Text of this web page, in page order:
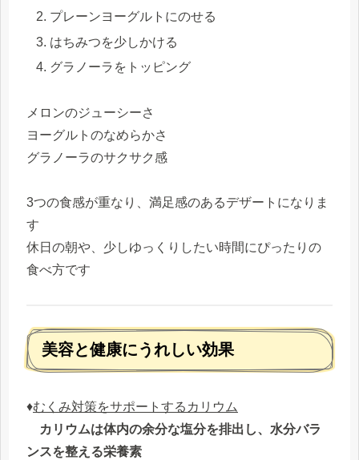
プレーンヨーグルトにのせる
はちみつを少しかける
グラノーラをトッピング
メロンのジューシーさ
ヨーグルトのなめらかさ
グラノーラのサクサク感
3つの食感が重なり、満足感のあるデザートになりま
す
休日の朝や、少しゆっくりしたい時間にぴったりの
食べ方です
美容と健康にうれしい効果
♦むくみ対策をサポートするカリウム
カリウムは体内の余分な塩分を排出し、水分バラ
ンスを整える栄養素